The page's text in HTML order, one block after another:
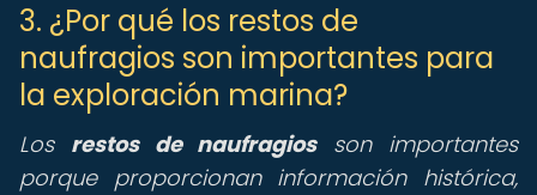
3. ¿Por qué los restos de
naufragios son importantes para
la exploración marina?
Los restos de naufragiosson importantes
porque proporcionan información histórica,